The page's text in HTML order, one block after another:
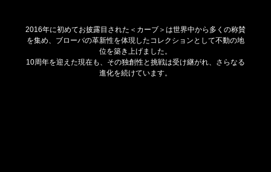
2016年に初めてお披露目された＜カーブ＞は世界中から多くの称賛
を集め、ブローバの革新性を体現したコレクションとして不動の地
位を築き上げました。
10周年を迎えた現在も、その独創性と挑戦は受け継がれ、さらなる
進化を続けています。